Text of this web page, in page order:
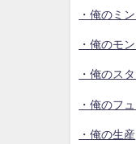
・俺のミ
・俺のモ
・俺のス
・俺のフ
・俺の生産